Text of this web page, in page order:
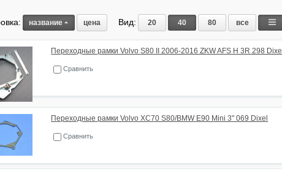
название цена Вид: 20 40 80 все
Переходные рамки Volvo S80 II 2006-2016 ZKW AFS H 3R 298 Dixel
Сравнить
Переходные рамки Volvo XC70 S80/BMW E90 Mini 3" 069 Dixel
Сравнить